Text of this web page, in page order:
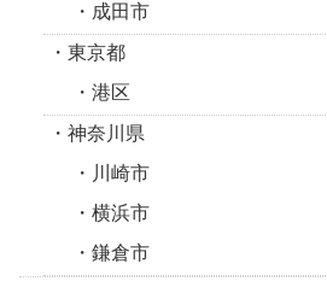
成田市
東京都
港区
神奈川県
川崎市
横浜市
鎌倉市